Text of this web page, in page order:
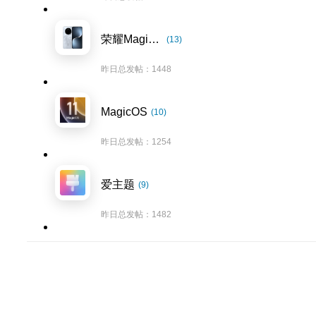
荣耀Magic7系列 (13)
昨日总发帖：1448
MagicOS (10)
昨日总发帖：1254
爱主题 (9)
昨日总发帖：1482